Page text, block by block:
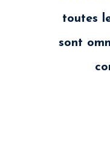
toutes
sont